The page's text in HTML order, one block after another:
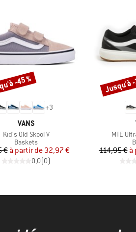
+3
MARQUE
VANS
Article
Kid's Old Skool V
Product group
Baskets
Prix
€ Prix réduit
à partir de 32,97 €
0,0(0)
-45 %
Article
MTE
114,95 € à
Remise
Jusqu'à